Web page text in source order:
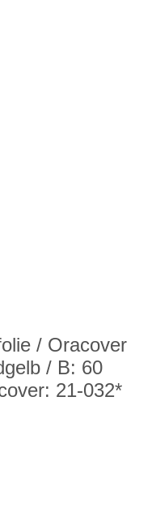
/ Oracover
/ B: 60
21-032*